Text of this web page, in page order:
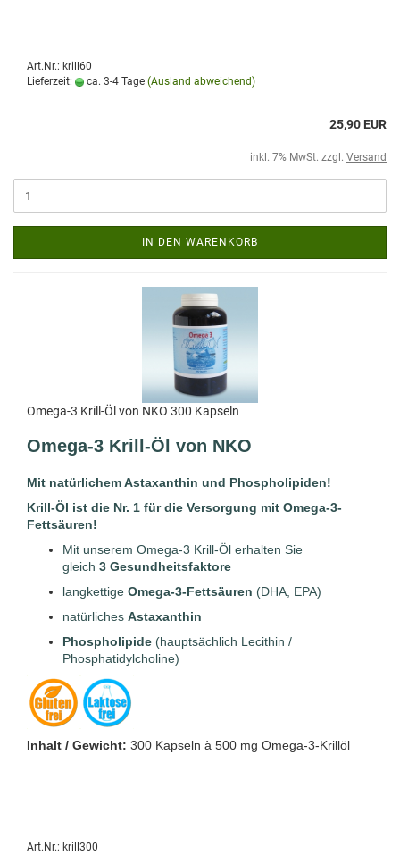
Art.Nr.: krill60
Lieferzeit:
ca. 3-4 Tage (Ausland abweichend)
25,90 EUR
inkl. 7% MwSt. zzgl. Versand
IN DEN WARENKORB
Omega-3 Krill-Öl von NKO 300 Kapseln
Omega-3 Krill-Öl von NKO
Mit natürlichem Astaxanthin und Phospholipiden!
Krill-Öl ist die Nr. 1 für die Versorgung mit Omega-3-
Fettsäuren!
Mit unserem Omega-3 Krill-Öl erhalten Sie
gleich 3 Gesundheitsfaktore
langkettige Omega-3-Fettsäuren (DHA, EPA)
natürliches Astaxanthin
Phospholipide (hauptsächlich Lecithin /
Phosphatidylcholine)
Inhalt / Gewicht: 300 Kapseln à 500 mg Omega-3-Krillöl
Art.Nr.: krill300